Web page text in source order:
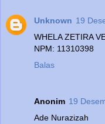
Unknown 19
WHELA ZETIRA
NPM: 11310398
Balas
Anonim 19
Ade Nurazizah